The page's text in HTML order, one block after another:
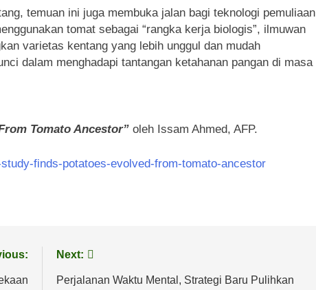
temuan ini juga membuka jalan bagi teknologi pemuliaan
tomat sebagai “rangka kerja biologis”, ilmuwan
varietas kentang yang lebih unggul dan mudah
dalam menghadapi tantangan ketahanan pangan di masa
Tomato Ancestor” oleh Issam Ahmed, AFP.
finds-potatoes-evolved-from-tomato-ancestor
Next:
Perjalanan Waktu Mental, Strategi Baru Pulihkan